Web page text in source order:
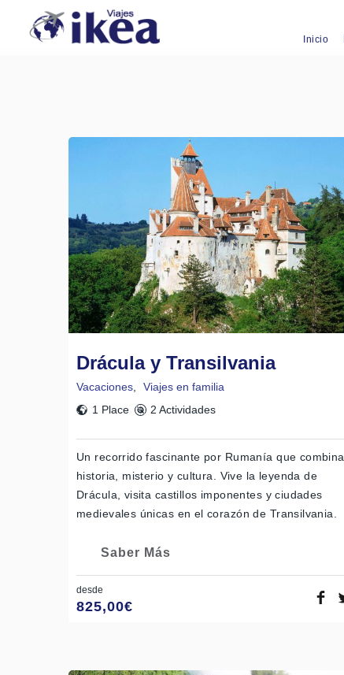
Inicio
Drácula y Transilvania
Vacaciones
Viajes en familia
1 Place
2 Actividades
Un recorrido fascinante por Rumanía que combina
historia, misterio y cultura. Vive la leyenda de
Drácula, visita castillos imponentes y ciudades
medievales únicas en el corazón de Transilvania.
Saber Más
desde
825,00€